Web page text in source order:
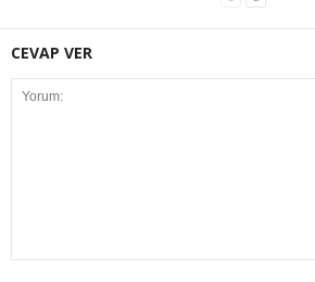
CEVAP VER